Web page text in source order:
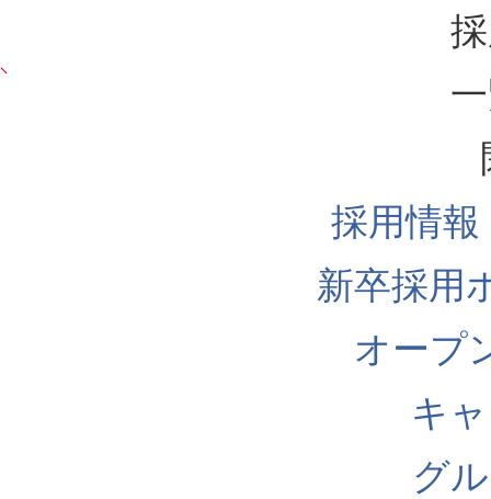
採用情
新卒採用
オープ
キ
グ